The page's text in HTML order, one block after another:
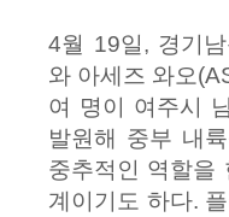
4월 19일, 경기
와 아세즈 와오
여 명이 여주시
발원해 중부 내
중추적인 역할을
계이기도 하다.